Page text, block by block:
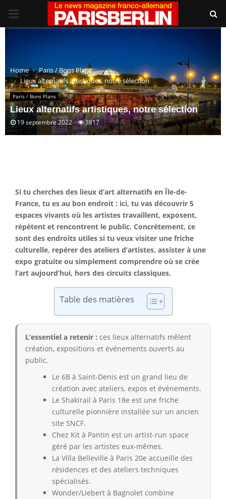
PRIMARY
MENU
Home
Paris / Bons Plans
Lieux alternatifs artistiques, notre sélection
Paris / Bons Plans
Lieux alternatifs artistiques, notre sélection
19 septembre 2022 3817
Si tu cherches des lieux d’art alternatifs en Île-de-
France, tu es au bon endroit : ici, tu vas découvrir 5
espaces vivants où les artistes travaillent, exposent,
répètent et rencontrent le public. Concrètement, ce
sont des endroits utiles si tu veux visiter une friche
culturelle, repérer des ateliers d’artistes, assister à une
expo gratuite ou simplement comprendre où se crée
l’art aujourd’hui, hors des circuits classiques.
Table des matières
L’essentiel a retenir : ces lieux alternatifs mêlent
création, expositions et événements ouverts au
public.
Le 6B à Saint-Denis est un grand lieu de
création avec ateliers, expos et événements.
Le Shakirail à Paris 18e est une friche
culturelle pionnière installée sur un ancien
site SNCF.
Chez Kit à Pantin est un artist-run space
géré par les artistes eux-mêmes.
La Villa Belleville à Paris 20e accueille des
résidences et des ateliers techniques
spécialisés.
Wonder/Liebert à Bagnolet combine